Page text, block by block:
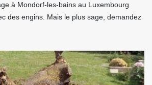
à Mondorf-les-bains au Luxembourg
des engins. Mais le plus sage, demandez